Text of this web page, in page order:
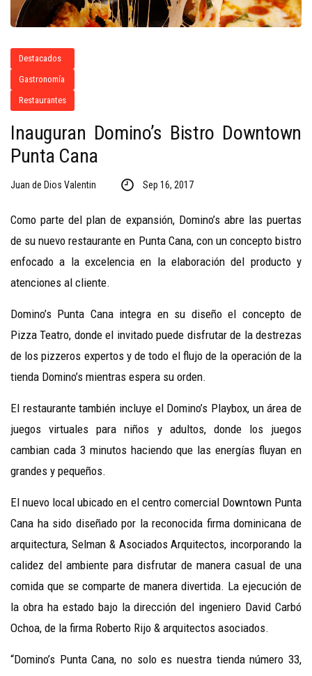
Destacados
Gastronomía
Restaurantes
Inauguran Domino’s Bistro Downtown
Punta Cana
Juan de Dios Valentin Sep 16, 2017
Como parte del plan de expansión, Domino’s abre las puertas
de su nuevo restaurante en Punta Cana, con un concepto bistro
enfocado a la excelencia en la elaboración del producto y
atenciones al cliente.
Domino’s Punta Cana integra en su diseño el concepto de
Pizza Teatro, donde el invitado puede disfrutar de la destrezas
de los pizzeros expertos y de todo el flujo de la operación de la
tienda Domino’s mientras espera su orden.
El restaurante también incluye el Domino’s Playbox, un área de
juegos virtuales para niños y adultos, donde los juegos
cambian cada 3 minutos haciendo que las energías fluyan en
grandes y pequeños.
El nuevo local ubicado en el centro comercial Downtown Punta
Cana ha sido diseñado por la reconocida firma dominicana de
arquitectura, Selman & Asociados Arquitectos, incorporando la
calidez del ambiente para disfrutar de manera casual de una
comida que se comparte de manera divertida. La ejecución de
la obra ha estado bajo la dirección del ingeniero David Carbó
Ochoa, de la firma Roberto Rijo & arquitectos asociados.
“Domino’s Punta Cana, no solo es nuestra tienda número 33,